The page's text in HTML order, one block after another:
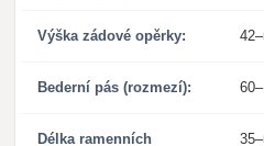
Výška zádové opěrky:
Bederní pás (rozmezí):
Délka ramenních